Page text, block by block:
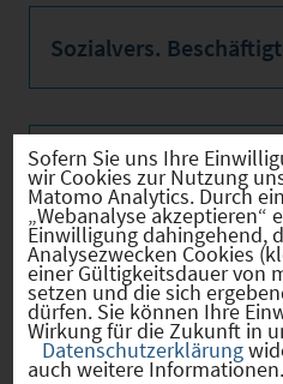
Sozialvers.
Verkehrsinfrastruktur
Kommunale
Sofern Sie uns Ihre
wir Cookies zur Nutzung
Matomo Analytics. Durch
„Webanalyse akzeptieren“
Einwilligung dahingehend,
Analysezwecken Cookies
einer Gültigkeitsdauer von
setzen und die sich
dürfen. Sie können Ihre
Wirkung für die Zukunft in
Datenschutzerklärung
auch weitere Informationen.